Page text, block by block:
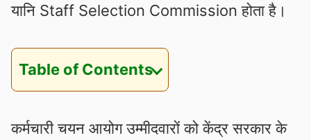
यानि Staff Selection Commission होता है।
Table of Contents
कर्मचारी चयन आयोग उम्मीदवारों को केंद्र सरकार के